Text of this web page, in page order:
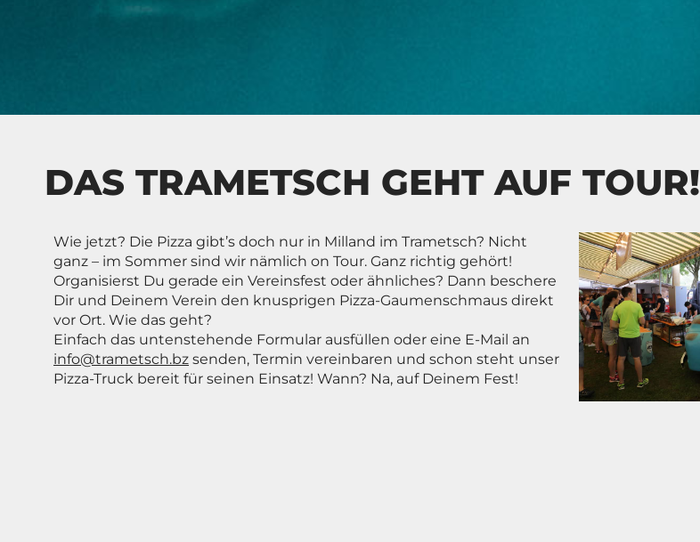
DAS TRAMETSCH GEHT AUF TOUR!
Wie jetzt? Die Pizza gibt’s doch nur in Milland im Trametsch? Nicht
ganz – im Sommer sind wir nämlich on Tour. Ganz richtig gehört!
Organisierst Du gerade ein Vereinsfest oder ähnliches? Dann beschere
Dir und Deinem Verein den knusprigen Pizza-Gaumenschmaus direkt
vor Ort. Wie das geht?
Einfach das untenstehende Formular ausfüllen oder eine E-Mail an
info@trametsch.bz senden, Termin vereinbaren und schon steht unser
Pizza-Truck bereit für seinen Einsatz! Wann? Na, auf Deinem Fest!